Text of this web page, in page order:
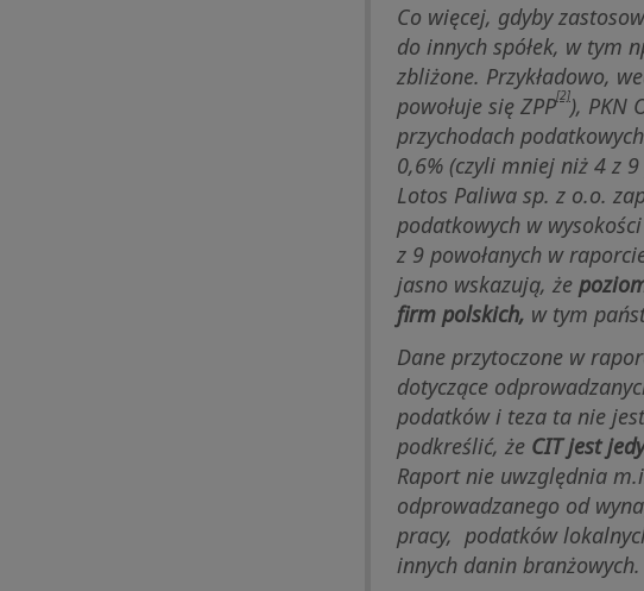
Co więcej, gdyby
do innych spółek, w tym
zbliżone. Przykładowo,
powołuje się ZPP[2]), PKN
przychodach
0,6% (czyli mniej niż 4 z
Lotos Paliwa sp. z o.o.
podatkowych w
z 9 powołanych w
jasno wskazują, że
firm polskich, w tym
Dane przytoczone w
dotyczące
podatków i teza ta nie
podkreślić, że CIT jest
Raport nie uwzględnia
odprowadzanego od
pracy, podatków
innych danin